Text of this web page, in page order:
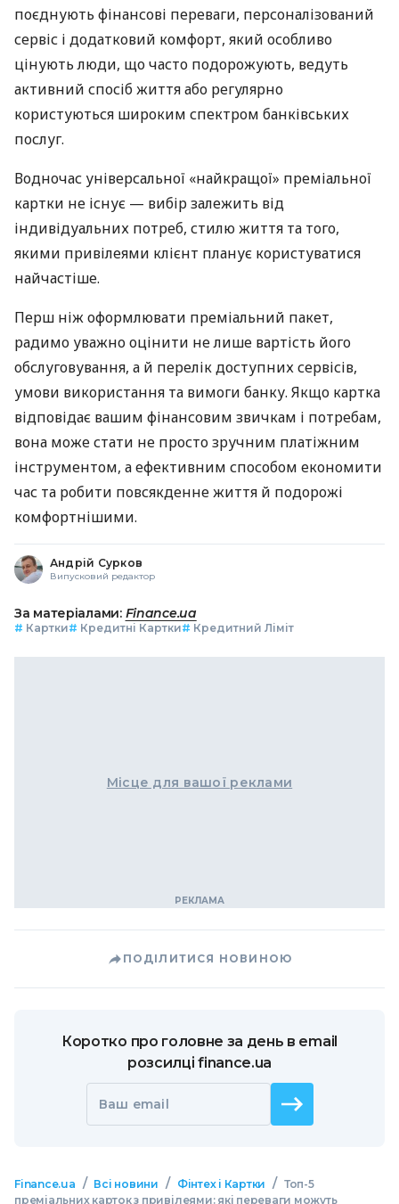
поєднують фінансові переваги, персоналізований
сервіс і додатковий комфорт, який особливо
цінують люди, що часто подорожують, ведуть
активний спосіб життя або регулярно
користуються широким спектром банківських
послуг.
Водночас універсальної «найкращої» преміальної
картки не існує — вибір залежить від
індивідуальних потреб, стилю життя та того,
якими привілеями клієнт планує користуватися
найчастіше.
Перш ніж оформлювати преміальний пакет,
радимо уважно оцінити не лише вартість його
обслуговування, а й перелік доступних сервісів,
умови використання та вимоги банку. Якщо картка
відповідає вашим фінансовим звичкам і потребам,
вона може стати не просто зручним платіжним
інструментом, а ефективним способом економити
час та робити повсякденне життя й подорожі
комфортнішими.
Андрій Сурков
Випусковий редактор
За матеріалами: Finance.ua
# Картки# Кредитні Картки# Кредитний Ліміт
Місце для вашої реклами
ПОДІЛИТИСЯ НОВИНОЮ
Коротко про головне за день в email
розсилці finance.ua
Ваш email
Finance.ua / Всі новини / Фінтех і Картки / Топ-5
преміальних карток з привілеями: які переваги можуть